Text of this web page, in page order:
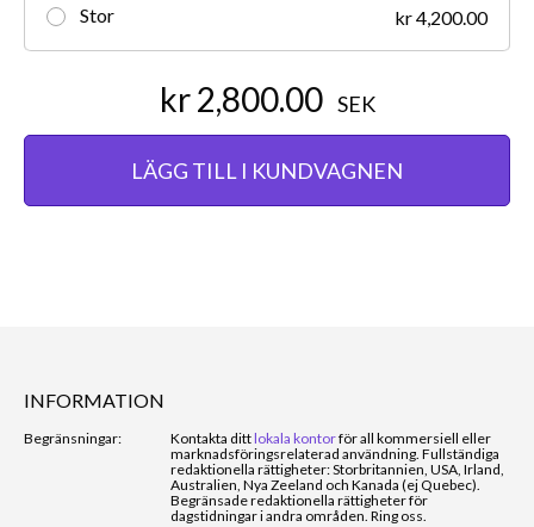
Stor kr 4,200.00
kr 2,800.00 SEK
LÄGG TILL I KUNDVAGNEN
INFORMATION
Begränsningar: Kontakta dittlokala kontorför all kommersiell eller
marknadsföringsrelaterad användning. Fullständiga
redaktionella rättigheter: Storbritannien, USA, Irland,
Australien, Nya Zeeland och Kanada (ej Quebec).
Begränsade redaktionella rättigheter för
dagstidningar i andra områden. Ring oss.